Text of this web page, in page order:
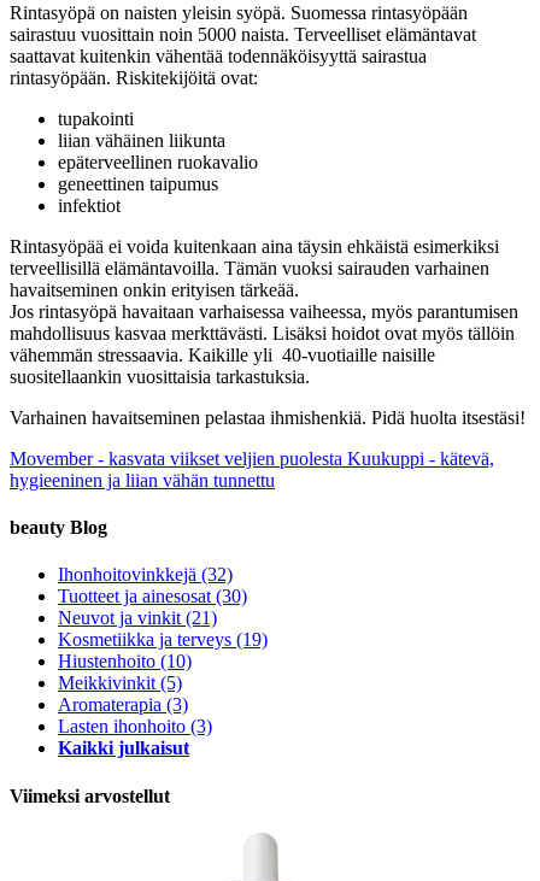
Rintasyöpä on naisten yleisin syöpä. Suomessa rintasyöpään
sairastuu vuosittain noin 5000 naista. Terveelliset elämäntavat
saattavat kuitenkin vähentää todennäköisyyttä sairastua
rintasyöpään. Riskitekijöitä ovat:
tupakointi
liian vähäinen liikunta
epäterveellinen ruokavalio
geneettinen taipumus
infektiot
Rintasyöpää ei voida kuitenkaan aina täysin ehkäistä esimerkiksi
terveellisillä elämäntavoilla. Tämän vuoksi sairauden varhainen
havaitseminen onkin erityisen tärkeää.
Jos rintasyöpä havaitaan varhaisessa vaiheessa, myös parantumisen
mahdollisuus kasvaa merkttävästi. Lisäksi hoidot ovat myös tällöin
vähemmän stressaavia. Kaikille yli 40-vuotiaille naisille
suositellaankin vuosittaisia tarkastuksia.
Varhainen havaitseminen pelastaa ihmishenkiä. Pidä huolta itsestäsi!
Movember - kasvata viikset veljien puolesta Kuukuppi - kätevä,
hygieeninen ja liian vähän tunnettu
beauty Blog
Ihonhoitovinkkejä (32)
Tuotteet ja ainesosat(30)
Neuvot ja vinkit(21)
Kosmetiikka ja terveys (19)
Hiustenhoito (10)
Meikkivinkit(5)
Aromaterapia (3)
Lasten ihonhoito (3)
Kaikki julkaisut
Viimeksi arvostellut